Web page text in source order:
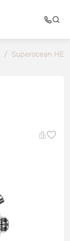
/ Superocean